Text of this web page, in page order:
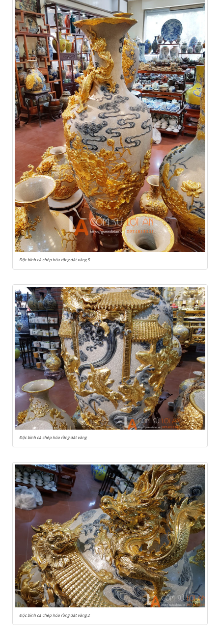
Độc bình cá chép hóa rồng dát vàng 5
Độc bình cá chép hóa rồng dát vàng
Độc bình cá chép hóa rồng dát vàng 2